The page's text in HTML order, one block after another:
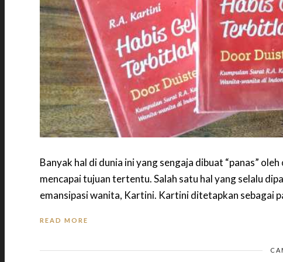
Banyak hal di dunia ini yang sengaja dibuat “panas”
mencapai tujuan tertentu. Salah satu hal yang selalu
emansipasi wanita, Kartini. Kartini ditetapkan sebagai
READ MORE